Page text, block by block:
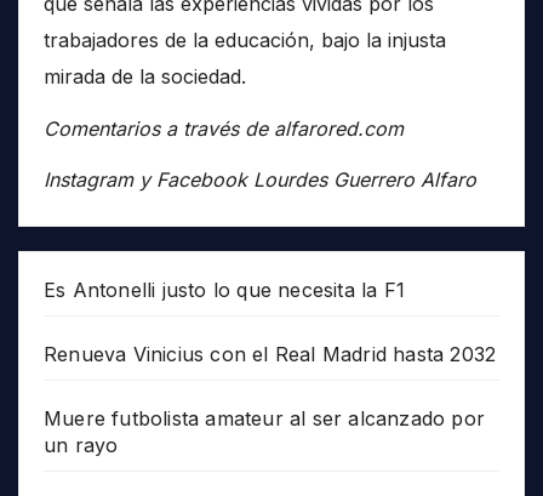
trabajadores de la educación, bajo la injusta
mirada de la sociedad.
Comentarios a través de alfarored.com
Instagram y Facebook Lourdes Guerrero Alfaro
Es Antonelli justo lo que necesita la F1
Renueva Vinicius con el Real Madrid hasta 2032
Muere futbolista amateur al ser alcanzado por
un rayo